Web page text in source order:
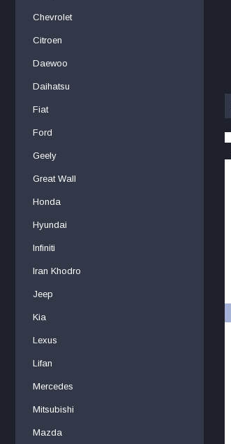
Chevrolet
Citroen
Daewoo
Daihatsu
Fiat
Ford
Geely
Great Wall
Honda
Hyundai
Infiniti
Iran Khodro
Jeep
Kia
Lexus
Lifan
Mercedes
Mitsubishi
Mаzdа